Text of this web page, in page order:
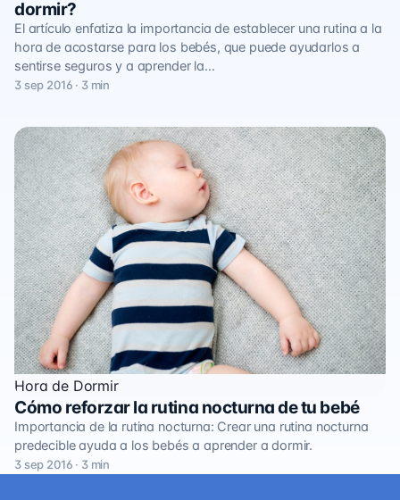
dormir?
El artículo enfatiza la importancia de establecer una rutina a la
hora de acostarse para los bebés, que puede ayudarlos a
sentirse seguros y a aprender la…
3 sep 2016 · 3 min
Hora de Dormir
Cómo reforzar la rutina nocturna de tu bebé
Importancia de la rutina nocturna: Crear una rutina nocturna
predecible ayuda a los bebés a aprender a dormir.
3 sep 2016 · 3 min